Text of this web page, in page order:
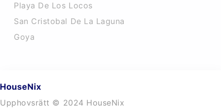
Playa De Los Locos
San Cristobal De La Laguna
Goya
Upphovsrätt © 2024 HouseNix